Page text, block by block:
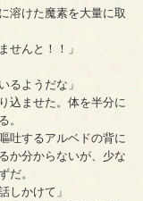
溶けた魔素を大量に取
せんと！！」
るようだな」
込ませた。体を半分に
。
吐するアルベドの背に
か分からないが、少な
だ。
しかけて」